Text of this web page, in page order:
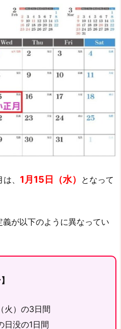
、 1月15日（水）
となって
が以下のように異なってい
火）の3日間
日没の1日間